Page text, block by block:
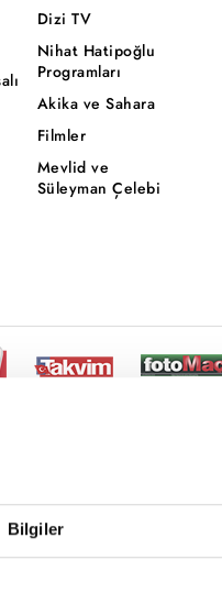
Bilgiler
Dizi TV
Nihat Hatipoğlu
Programları
Akika ve Sahara
Filmler
Mevlid ve
Süleyman Çelebi